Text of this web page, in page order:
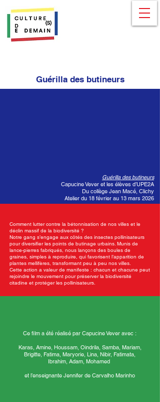
Guérilla des butineurs
Guérilla des butineurs
Capucine Vever et les élèves d’UPE2A
Du collège Jean Macé, Clichy
Atelier du 18 février au 13 mars 2026
Comment lutter contre la bétonnisation de nos villes et le
déclin massif de la biodiversité ?
Notre gang s’engage aux côtés des insectes pollinisateurs
pour diversifier les points de butinage urbains. Munis de
lance-pierres fabriqués, nous lançons des boules de
graines, simples à reproduire, qui favorisent l’apparition de
plantes mellifères, transformant peu à peu nos villes.
Cette action a valeur de manifeste : chacun et chacune peut
rejoindre le mouvement pour préserver la biodiversité
citadine et protéger les pollinisateurs.
Ce film a été réalisé par Capucine Vever avec :
Karas, Amine, Houssam, Oindrila, Samba, Mariam,
Brigitte, Fatima, Maryorie, Lina, Nibir, Fatimata,
Ibrahim, Adam, Mohamed
et l’enseignante Jennifer de Carvalho Marinho